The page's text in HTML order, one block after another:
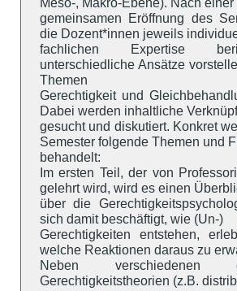
gemeinsamen Eröffnung des
die Dozent*innen jeweils
fachlichen Expertise
unterschiedliche Ansätze
Themen
Gerechtigkeit und
Dabei werden inhaltliche
gesucht und diskutiert. Konkret
Semester folgende Themen und
behandelt:
Im ersten Teil, der von
gelehrt wird, wird es einen
über die
sich damit beschäftigt, wie (Un-)
Gerechtigkeiten entstehen,
welche Reaktionen daraus zu
Neben verschiedenen
Gerechtigkeitstheorien (z.B.